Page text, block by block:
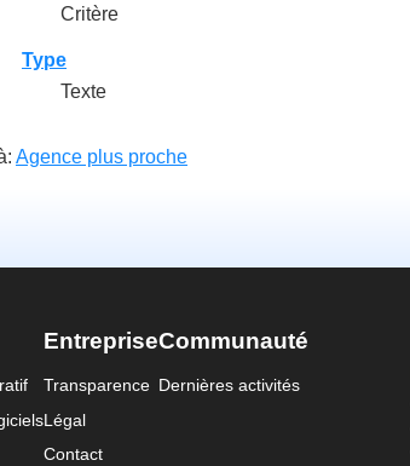
Critère
Type
Texte
Agence plus proche
Entreprise
Transparence
Légal
Contact
Communauté
Dernières activités